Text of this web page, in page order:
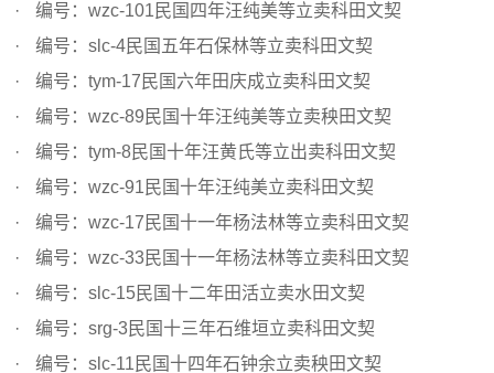
编号：wzc-101民国四年汪纯美等立卖科田文契
编号：slc-4民国五年石保林等立卖科田文契
编号：tym-17民国六年田庆成立卖科田文契
编号：wzc-89民国十年汪纯美等立卖秧田文契
编号：tym-8民国十年汪黄氏等立出卖科田文契
编号：wzc-91民国十年汪纯美立卖科田文契
编号：wzc-17民国十一年杨法林等立卖科田文契
编号：wzc-33民国十一年杨法林等立卖科田文契
编号：slc-15民国十二年田活立卖水田文契
编号：srg-3民国十三年石维垣立卖科田文契
编号：slc-11民国十四年石钟余立卖秧田文契